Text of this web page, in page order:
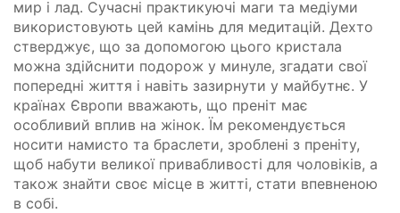
мир і лад. Сучасні практикуючі маги та медіуми
використовують цей камінь для медитацій. Дехто
стверджує, що за допомогою цього кристала
можна здійснити подорож у минуле, згадати свої
попередні життя і навіть зазирнути у майбутнє. У
країнах Європи вважають, що преніт має
особливий вплив на жінок. Їм рекомендується
носити намисто та браслети, зроблені з преніту,
щоб набути великої привабливості для чоловіків, а
також знайти своє місце в житті, стати впевненою
в собі.